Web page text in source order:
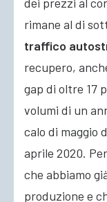
rimane al di
traffico
recupero,
gap di oltre 17
volumi di un
calo di maggio
aprile 2020.
che abbiamo
produzione e